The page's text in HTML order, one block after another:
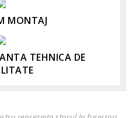
MONTAJ
TEHNICA DE